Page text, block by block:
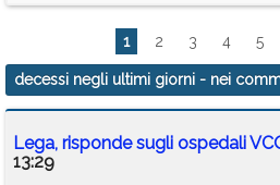
1 2 3 4 5
decessi negli ultimi giorni - nei
Lega, risponde sugli ospedali
13:29